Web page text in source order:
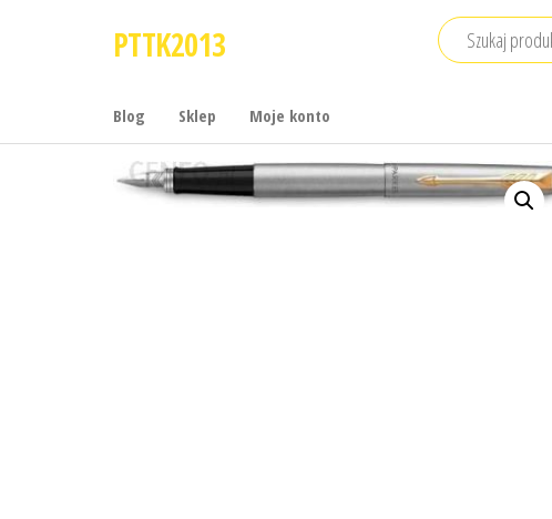
PTTK2013
Blog Sklep Moje konto